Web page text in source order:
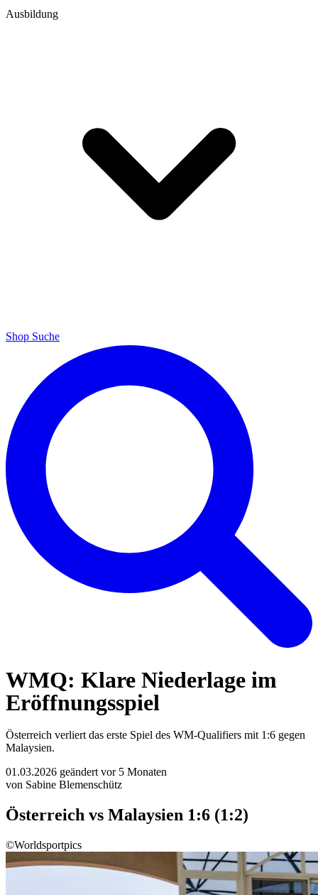
Ausbildung
Shop Suche
WMQ: Klare Niederlage im
Eröffnungsspiel
Österreich verliert das erste Spiel des WM-Qualifiers mit 1:6 gegen
Malaysien.
01.03.2026 geändert vor 5 Monaten
von Sabine Blemenschütz
Österreich vs Malaysien 1:6 (1:2)
©Worldsportpics